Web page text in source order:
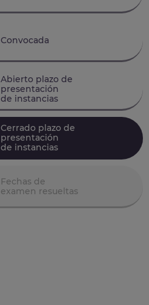
Convocada
Abierto plazo de
presentación
de instancias
Cerrado plazo de
presentación
de instancias
Fechas de
examen resueltas